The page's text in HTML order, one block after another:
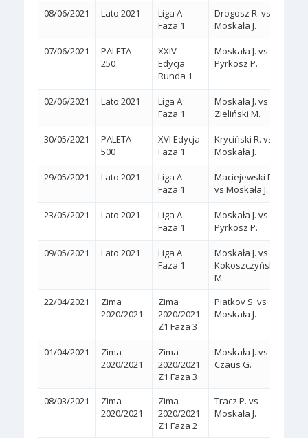
08/06/2021 Lato 2021
Liga A
Faza 1
Drogosz R. vs
Moskała J.
07/06/2021
PALETA
250
XXIV
Edycja
Runda 1
Moskała J. vs
Pyrkosz P.
02/06/2021 Lato 2021
Liga A
Faza 1
Moskała J. vs
Zieliński M.
30/05/2021
PALETA
500
XVI Edycja
Faza 1
Kryciński R. vs
Moskała J.
29/05/2021 Lato 2021
Liga A
Faza 1
Maciejewski D.
vs Moskała J.
23/05/2021 Lato 2021
Liga A
Faza 1
Moskała J. vs
Pyrkosz P.
09/05/2021 Lato 2021
Liga A
Faza 1
Moskała J. vs
Kokoszczyński
M.
22/04/2021
Zima
2020/2021
Zima
2020/2021
Z1 Faza 3
Piatkov S. vs
Moskała J.
01/04/2021
Zima
2020/2021
Zima
2020/2021
Z1 Faza 3
Moskała J. vs
Czaus G.
08/03/2021
Zima
2020/2021
Zima
2020/2021
Z1 Faza 2
Tracz P. vs
Moskała J.